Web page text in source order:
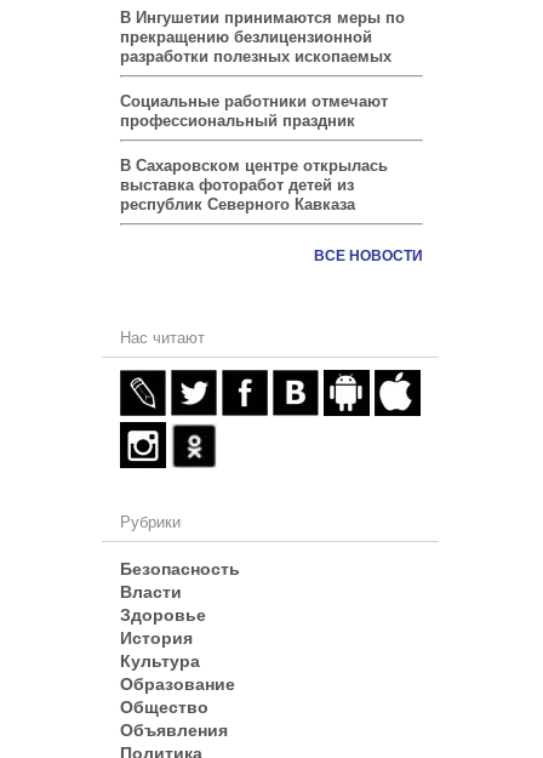
В Ингушетии принимаются меры по
прекращению безлицензионной
разработки полезных ископаемых
Социальные работники отмечают
профессиональный праздник
В Сахаровском центре открылась
выставка фоторабот детей из
республик Северного Кавказа
ВСЕ НОВОСТИ
Нас читают
Рубрики
Безопасность
Власти
Здоровье
История
Культура
Образование
Общество
Объявления
Политика